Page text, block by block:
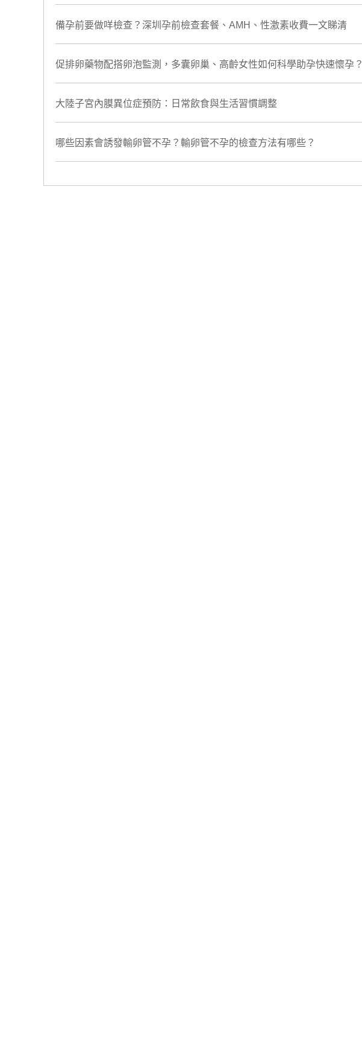
備孕前要做咩檢查？深圳孕前檢查套餐、AMH、性激素收費一文睇清
促排卵藥物配搭卵泡監測，多囊卵巢、高齡女性如何科學助孕快速懷孕？
大陸子宮內膜異位症預防：日常飲食與生活習慣調整
哪些因素會誘發輸卵管不孕？輸卵管不孕的檢查方法有哪些？